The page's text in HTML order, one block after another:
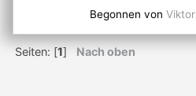
Begonnen von Viktor
Seiten: [1] Nach oben